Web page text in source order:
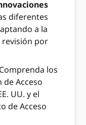
diferentes
a la
revisión por
Comprenda los
Acceso
UU. y el
de Acceso